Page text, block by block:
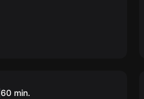
szobája
60 min.